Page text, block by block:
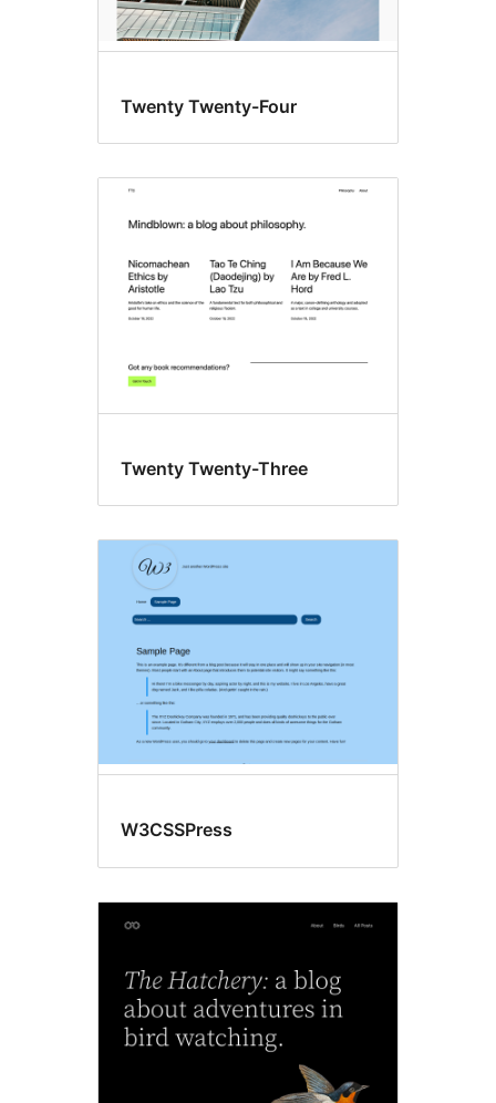
Twenty Twenty-Four
Twenty Twenty-Three
W3CSSPress